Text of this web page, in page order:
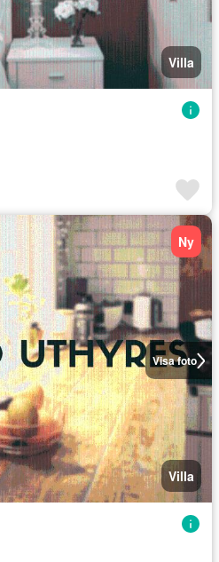
Villa
Visa foto
Ny
Villa